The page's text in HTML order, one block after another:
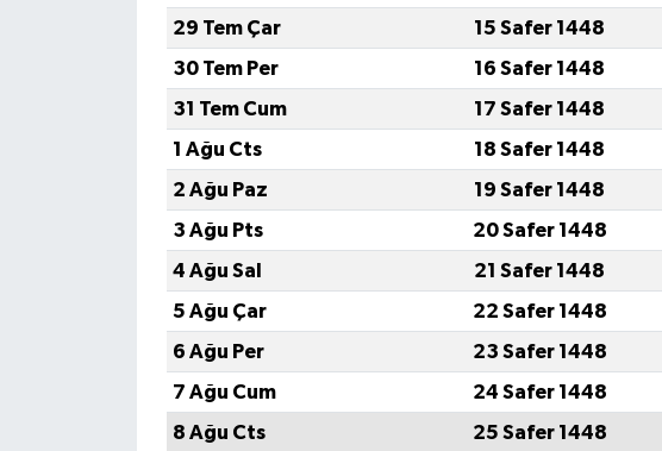
29 Tem Çar
15 Safer 1448
30 Tem Per
16 Safer 1448
31 Tem Cum
17 Safer 1448
1 Ağu Cts
18 Safer 1448
2 Ağu Paz
19 Safer 1448
3 Ağu Pts
20 Safer 1448
4 Ağu Sal
21 Safer 1448
5 Ağu Çar
22 Safer 1448
6 Ağu Per
23 Safer 1448
7 Ağu Cum
24 Safer 1448
8 Ağu Cts
25 Safer 1448